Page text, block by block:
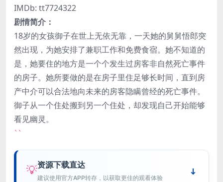
IMDb: tt7724322
剧情简介：
18岁的女孩御子在世上无依无靠，一天她的舅舅悟郎突
然出现，为她安排了兼职工作和免费食宿。她不知道的
是，她要住的地方是一个个发生过房客非自然死亡事件
的房子。她所要做的是在房子里住足够长时间，直到房
产中介可以合法地向未来的房客隐瞒曾经的死亡事件。
御子从一个住处搬到另一个住处，却发现自己开始能够
看见幽灵。
``
💡资源下载直达
建议使用官方APP转存，以获取更佳的观看体验